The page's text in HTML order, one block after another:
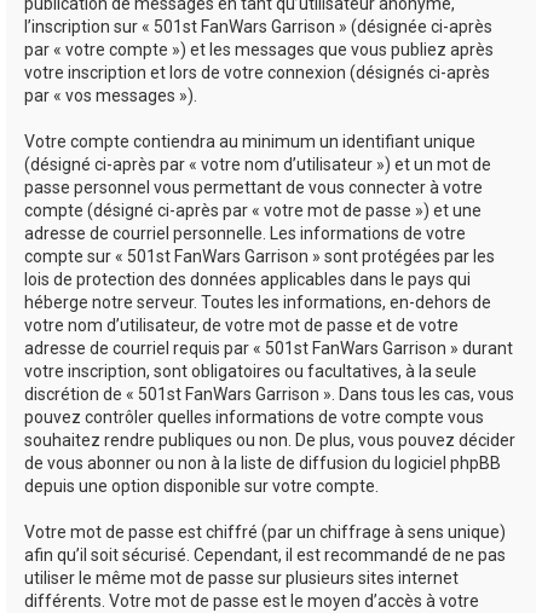
publication de messages en tant qu’utilisateur anonyme,
l’inscription sur « 501st FanWars Garrison » (désignée ci-après
par « votre compte ») et les messages que vous publiez après
votre inscription et lors de votre connexion (désignés ci-après
par « vos messages »).
Votre compte contiendra au minimum un identifiant unique
(désigné ci-après par « votre nom d’utilisateur ») et un mot de
passe personnel vous permettant de vous connecter à votre
compte (désigné ci-après par « votre mot de passe ») et une
adresse de courriel personnelle. Les informations de votre
compte sur « 501st FanWars Garrison » sont protégées par les
lois de protection des données applicables dans le pays qui
héberge notre serveur. Toutes les informations, en-dehors de
votre nom d’utilisateur, de votre mot de passe et de votre
adresse de courriel requis par « 501st FanWars Garrison » durant
votre inscription, sont obligatoires ou facultatives, à la seule
discrétion de « 501st FanWars Garrison ». Dans tous les cas, vous
pouvez contrôler quelles informations de votre compte vous
souhaitez rendre publiques ou non. De plus, vous pouvez décider
de vous abonner ou non à la liste de diffusion du logiciel phpBB
depuis une option disponible sur votre compte.
Votre mot de passe est chiffré (par un chiffrage à sens unique)
afin qu’il soit sécurisé. Cependant, il est recommandé de ne pas
utiliser le même mot de passe sur plusieurs sites internet
différents. Votre mot de passe est le moyen d’accès à votre